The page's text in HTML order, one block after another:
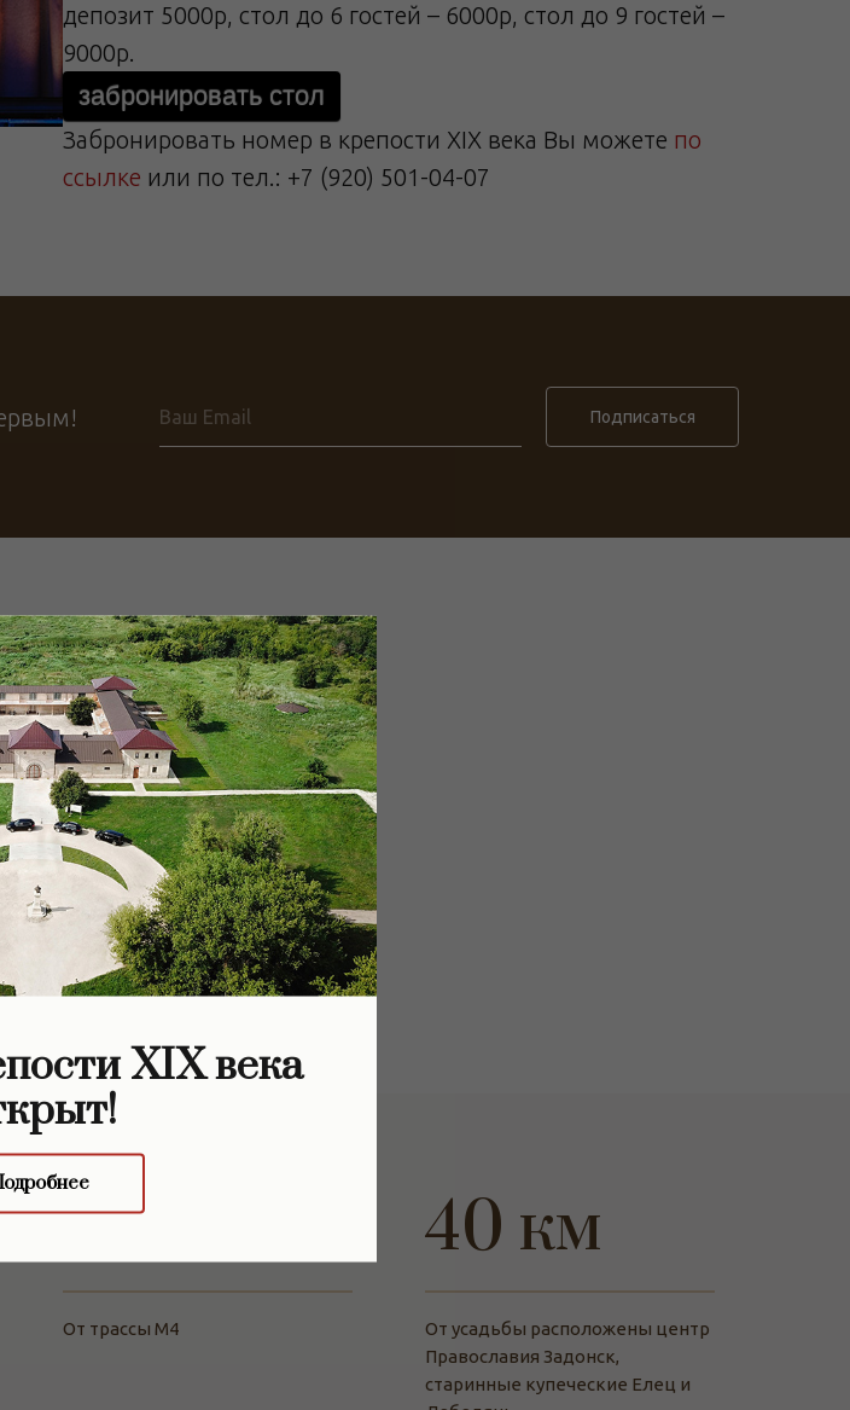
депозит 5000р, стол до 6 гостей – 6000р, стол до 9 гостей –
9000р.
забронировать стол
Забронировать номер в крепости XIX века Вы можете по
ссылке или по тел.: +7 (920) 501-04-07
Подписаться
29 км
От трассы М4
40 км
От усадьбы расположены центр
Православия Задонск,
старинные купеческие Елец и
XIX века